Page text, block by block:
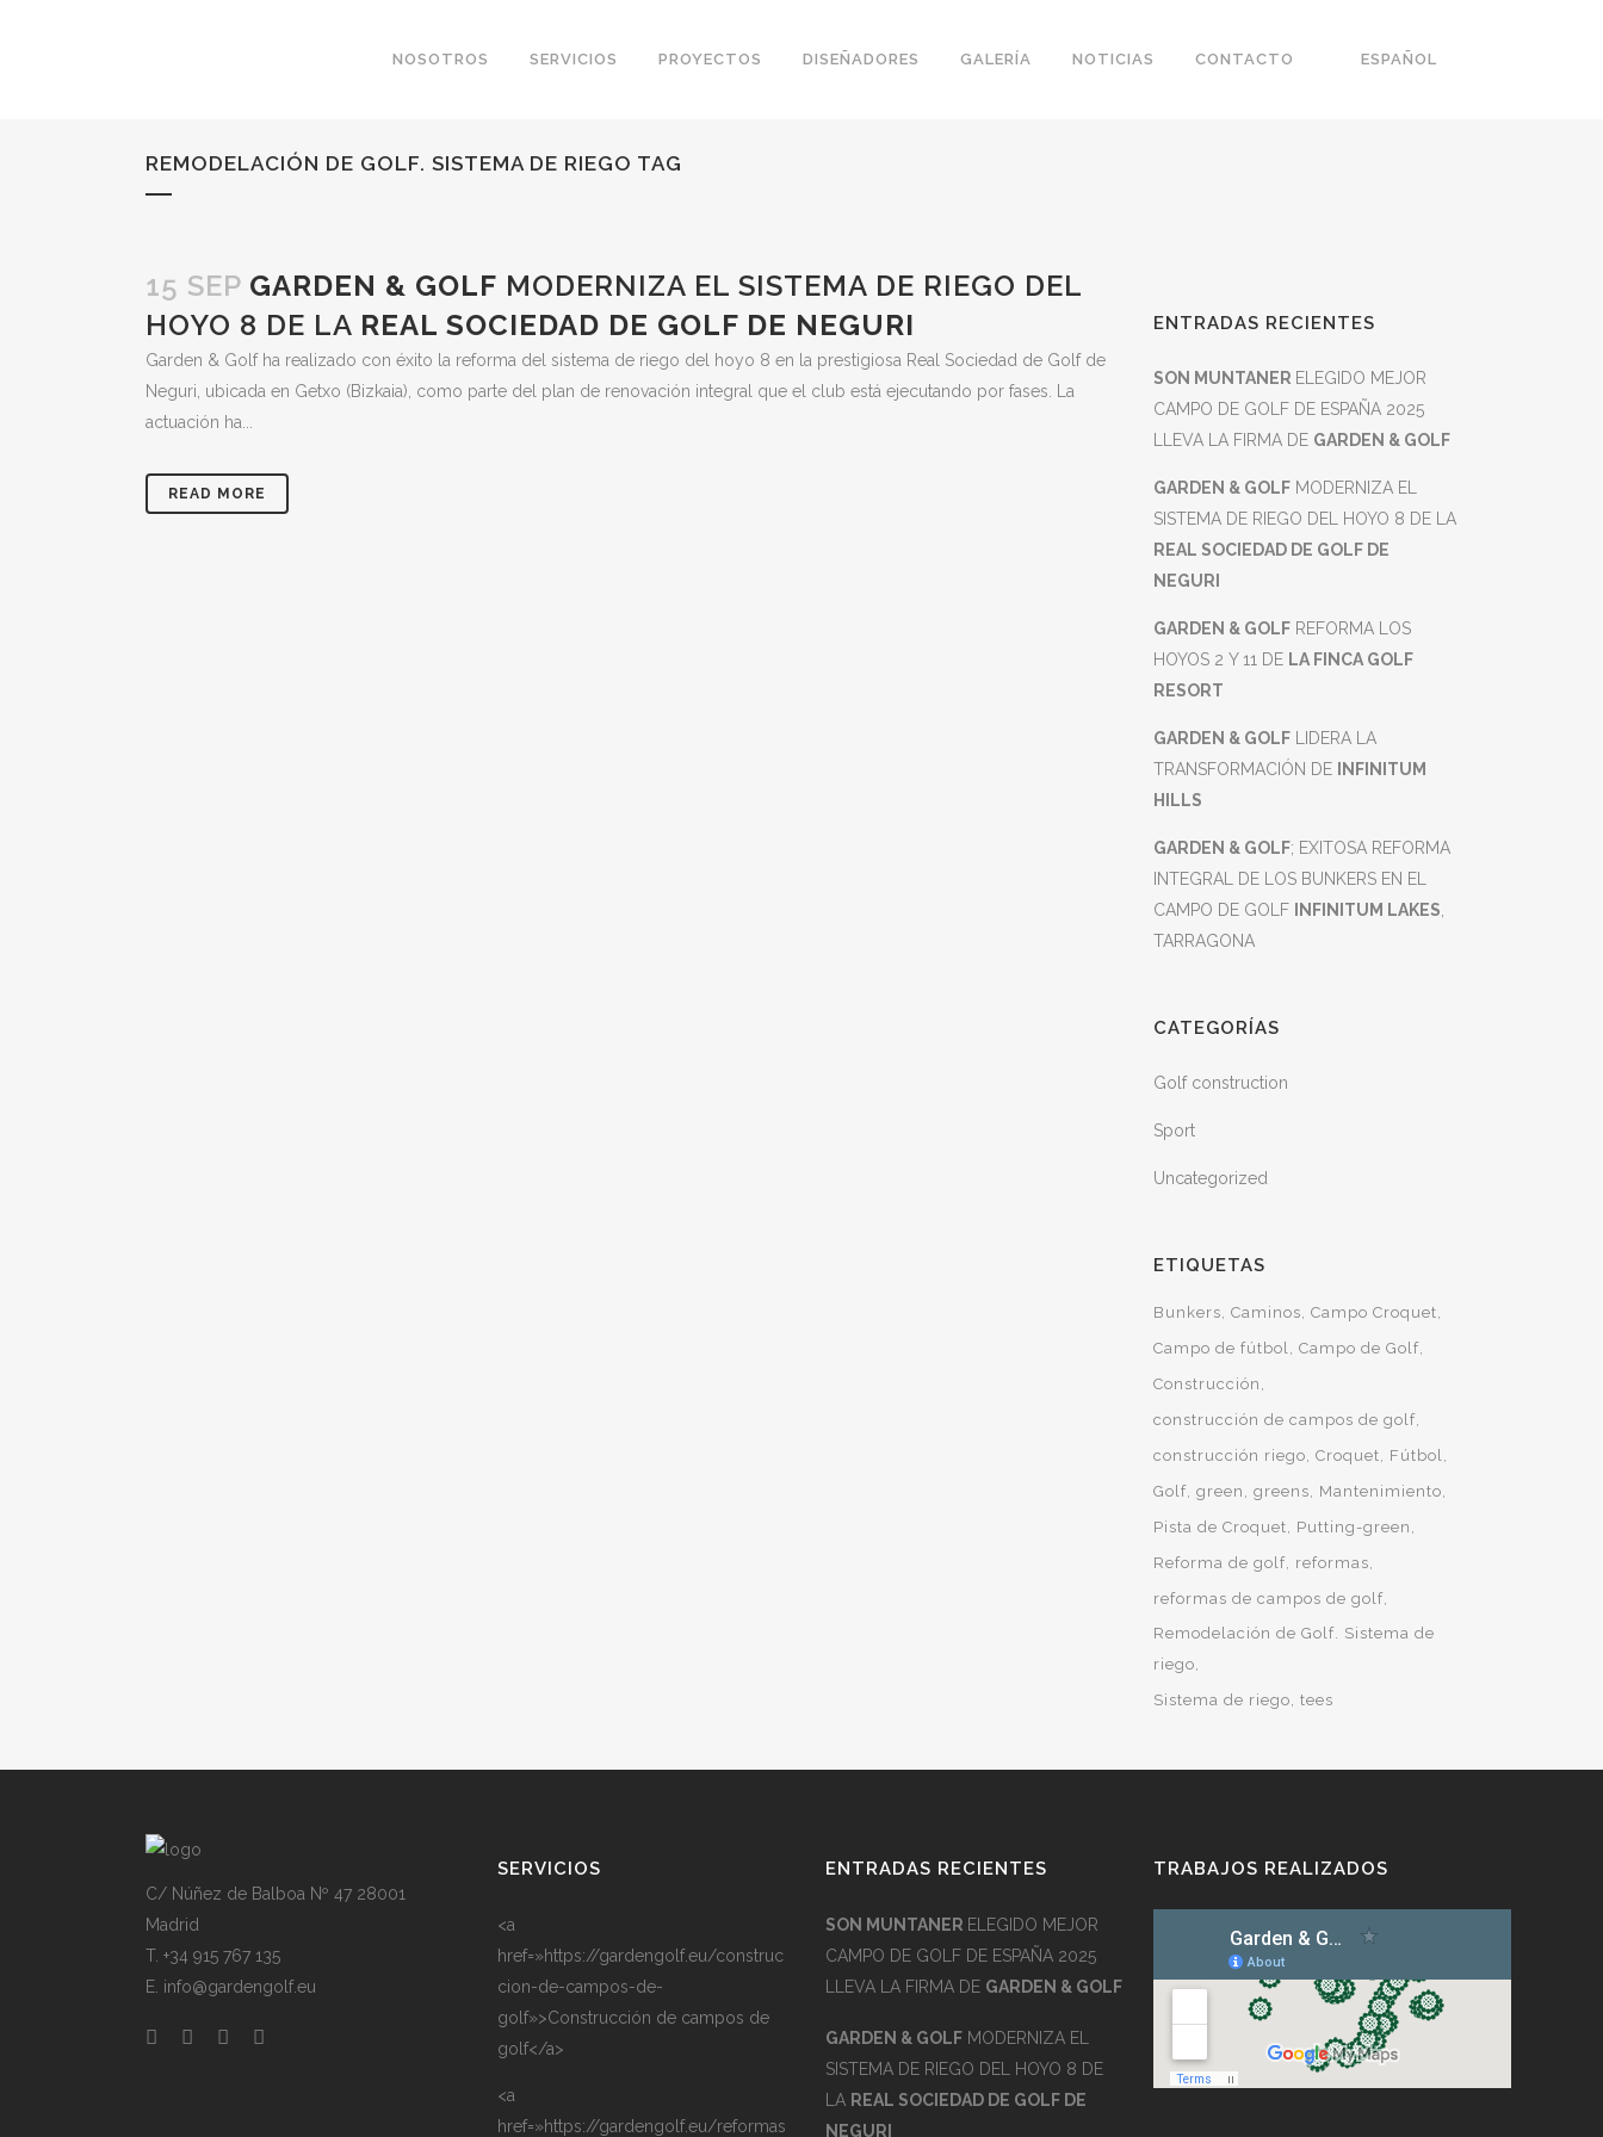
NOSOTROS SERVICIOS PROYECTOS DISEÑADORES GALERÍA NOTICIAS CONTACTO ESPAÑOL
REMODELACIÓN DE GOLF. SISTEMA DE RIEGO TAG
15 SEP GARDEN & GOLF MODERNIZA EL SISTEMA DE RIEGO DEL
HOYO 8 DE LA REAL SOCIEDAD DE GOLF DE NEGURI
Garden & Golf ha realizado con éxito la reforma del sistema de riego del hoyo 8 en la prestigiosa Real Sociedad de Golf de
Neguri, ubicada en Getxo (Bizkaia), como parte del plan de renovación integral que el club está ejecutando por fases. La
actuación ha...
READ MORE
ENTRADAS RECIENTES
SON MUNTANER ELEGIDO MEJOR
CAMPO DE GOLF DE ESPAÑA 2025
LLEVA LA FIRMA DE GARDEN & GOLF
GARDEN & GOLF MODERNIZA EL
SISTEMA DE RIEGO DEL HOYO 8 DE LA
REAL SOCIEDAD DE GOLF DE
NEGURI
GARDEN & GOLF REFORMA LOS
HOYOS 2 Y 11 DE LA FINCA GOLF
RESORT
GARDEN & GOLF LIDERA LA
TRANSFORMACIÓN DE
INFINITUM
HILLS
GARDEN & GOLF; EXITOSA REFORMA
INTEGRAL DE LOS BUNKERS EN EL
CAMPO DE GOLF
INFINITUM LAKES
TARRAGONA
CATEGORÍAS
Golf construction
Sport
Uncategorized
ETIQUETAS
Bunkers Caminos Campo Croquet
Campo de fútbol Campo de Golf
Construcción
construcción de campos de golf
construcción riego Croquet
Fútbol
Golf green greens
Mantenimiento
Pista de Croquet
Putting-green
Reforma de golf reformas
reformas de campos de golf
Remodelación de Golf. Sistema de
riego
Sistema de riego tees
C/ Núñez de Balboa Nº 47 28001
Madrid
T. +34 915 767 135
E. info@gardengolf.eu
SERVICIOS
<a
href=»https://gardengolf.eu/construc
cion-de-campos-de-
golf»>Construcción de campos de
golf</a>
<a
href=»https://gardengolf.eu/reformas
ENTRADAS RECIENTES
SON MUNTANER ELEGIDO MEJOR
CAMPO DE GOLF DE ESPAÑA 2025
LLEVA LA FIRMA DE GARDEN & GOLF
GARDEN & GOLF MODERNIZA EL
SISTEMA DE RIEGO DEL HOYO 8 DE
LA REAL SOCIEDAD DE GOLF DE
NEGURI
TRABAJOS REALIZADOS